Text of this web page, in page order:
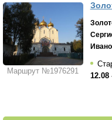
Маршрут №1976291
12.08